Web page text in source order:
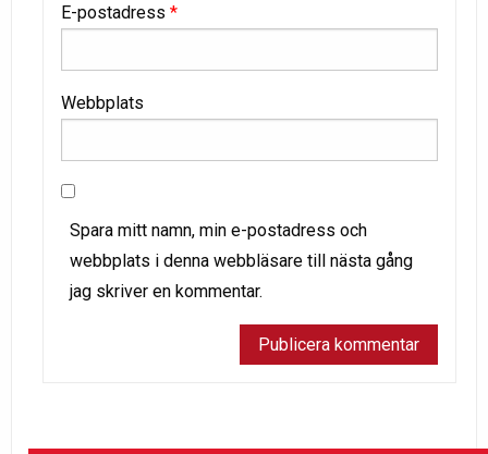
E-postadress *
Webbplats
Spara mitt namn, min e-postadress och
webbplats i denna webbläsare till nästa gång
jag skriver en kommentar.